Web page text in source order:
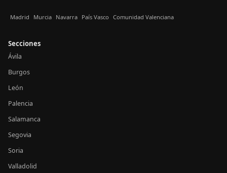
Madrid Murcia Navarra País Vasco Comunidad Valenciana
Secciones
Ávila
Burgos
León
Palencia
Salamanca
Segovia
Soria
Valladolid